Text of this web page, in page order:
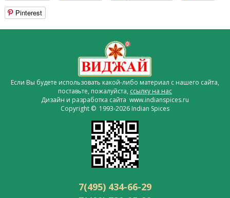
Pinterest
Если Вы будете использовать какой-либо материал с нашего сайта,
поставьте, пожалуйста, ссылку на нас
Дизайн и разработка сайта www.indianspices.ru
Copyright © 1993-2026 Indian Spices
7(495) 434-66-29